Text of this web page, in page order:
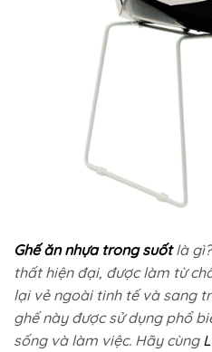
Ghế ăn nhựa trong suốt là
thất hiện đại, được làm từ
lại vẻ ngoài tinh tế và sang
ghế này được sử dụng phổ
sống và làm việc. Hãy cùng